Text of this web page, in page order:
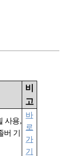
비
고
사용,
버 기
바
로
가
기